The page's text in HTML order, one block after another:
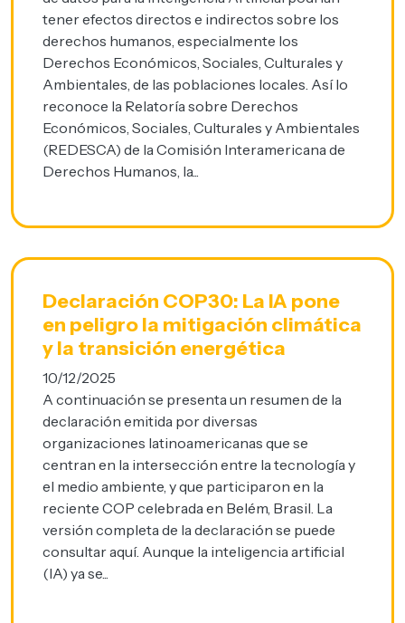
tener efectos directos e indirectos sobre los
derechos humanos, especialmente los
Derechos Económicos, Sociales, Culturales y
Ambientales, de las poblaciones locales. Así lo
reconoce la Relatoría sobre Derechos
Económicos, Sociales, Culturales y Ambientales
(REDESCA) de la Comisión Interamericana de
Derechos Humanos, la...
Declaración COP30: La IA pone
en peligro la mitigación climática
y la transición energética
10/12/2025
A continuación se presenta un resumen de la
declaración emitida por diversas
organizaciones latinoamericanas que se
centran en la intersección entre la tecnología y
el medio ambiente, y que participaron en la
reciente COP celebrada en Belém, Brasil. La
versión completa de la declaración se puede
consultar aquí. Aunque la inteligencia artificial
(IA) ya se...